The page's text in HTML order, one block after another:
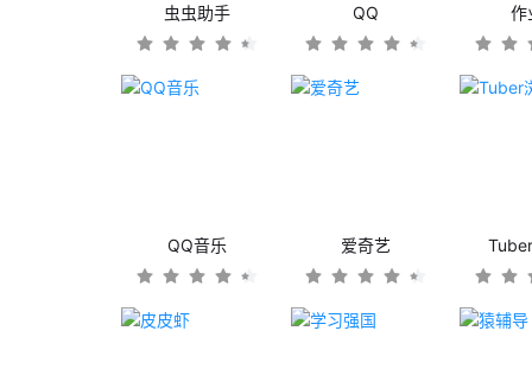
虫虫助手 QQ 作
QQ音乐 爱奇艺